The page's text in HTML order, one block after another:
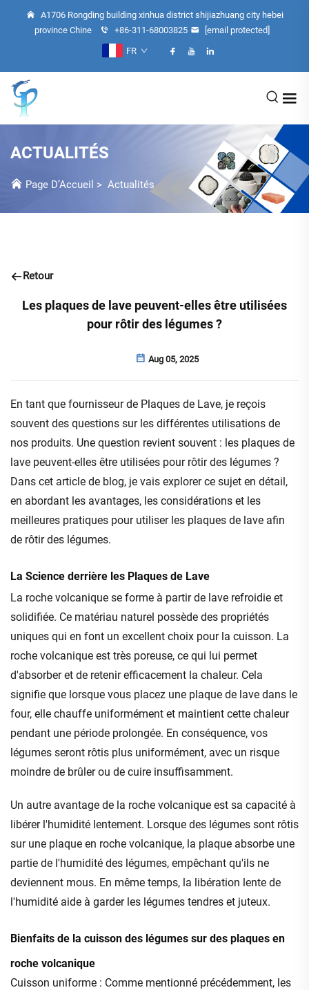
A1706 Rongding building xinhua district shijiazhuang city hebei
province Chine
+86-311-68003825
[email protected]
FR
ACTUALITÉS
Page D’Accueil > Actualités
Retour
Les plaques de lave peuvent-elles être utilisées
pour rôtir des légumes ?
Aug 05, 2025
En tant que fournisseur de Plaques de Lave, je reçois
souvent des questions sur les différentes utilisations de
nos produits. Une question revient souvent : les plaques de
lave peuvent-elles être utilisées pour rôtir des légumes ?
Dans cet article de blog, je vais explorer ce sujet en détail,
en abordant les avantages, les considérations et les
meilleures pratiques pour utiliser les plaques de lave afin
de rôtir des légumes.
La Science derrière les Plaques de Lave
La roche volcanique se forme à partir de lave refroidie et
solidifiée. Ce matériau naturel possède des propriétés
uniques qui en font un excellent choix pour la cuisson. La
roche volcanique est très poreuse, ce qui lui permet
d'absorber et de retenir efficacement la chaleur. Cela
signifie que lorsque vous placez une plaque de lave dans le
four, elle chauffe uniformément et maintient cette chaleur
pendant une période prolongée. En conséquence, vos
légumes seront rôtis plus uniformément, avec un risque
moindre de brûler ou de cuire insuffisamment.
Un autre avantage de la roche volcanique est sa capacité à
libérer l'humidité lentement. Lorsque des légumes sont rôtis
sur une plaque en roche volcanique, la plaque absorbe une
partie de l'humidité des légumes, empêchant qu'ils ne
deviennent mous. En même temps, la libération lente de
l'humidité aide à garder les légumes tendres et juteux.
Bienfaits de la cuisson des légumes sur des plaques en
roche volcanique
Cuisson uniforme : Comme mentionné précédemment, les